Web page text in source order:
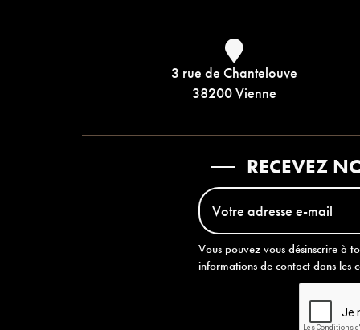
3 rue de Chantelouve
38200 Vienne
RECEVEZ
Vous pouvez vous désinscrire à
informations de contact dans les